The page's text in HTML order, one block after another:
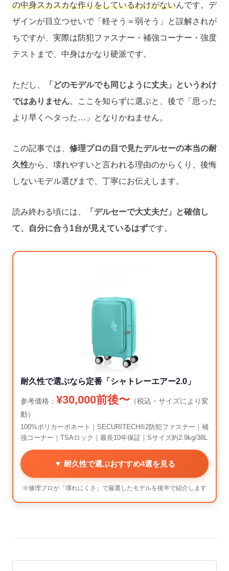
の中身スカスカな作りをしているわけがないんです。デ
ザインが目立つせいで「軽そう＝弱そう」と誤解されが
ちですが、実際は防犯ファスナー・補強コーナー・強度
テストまで、中身はかなり硬派です。
ただし、
「どのモデルでも同じように丈夫」というわけ
ではありません。ここを知らずに選ぶと、後で「思った
より早くヘタった…」となりかねません。
この記事では、 修理プロの目で見たデルセーの本当の耐
久性から、壊れやすいと言われる理由のからくり、後悔
しないモデル選びまで、丁寧にお伝えします。
読み終わる頃には、
「デルセーで大丈夫だ」と確信し
て、自分に合う1台が見えているはずです。
耐久性で選ぶなら定番「シャトレーエアー2.0」
参考価格： ¥30,000前後〜 （税込・サイズにより変
動）
100%ポリカーボネート｜SECURITECH®2防犯ファスナー｜補
強コーナー｜TSAロック｜最長10年保証｜Sサイズ約2.9kg/38L
▼ 耐久性で選ぶおすすめ4選を見る
※修理プロが「壊れにくさ」で厳選したモデルを後半で紹介します